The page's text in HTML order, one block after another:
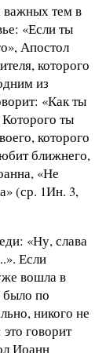
тем в
«Если ты
Апостол
которого
из
«Как ты
ты
которого
ближнего,
«Не
(ср. 1Ин. 3,
«Ну, слава
Если
вошла в
было по
никого не
говорит
Иоанн